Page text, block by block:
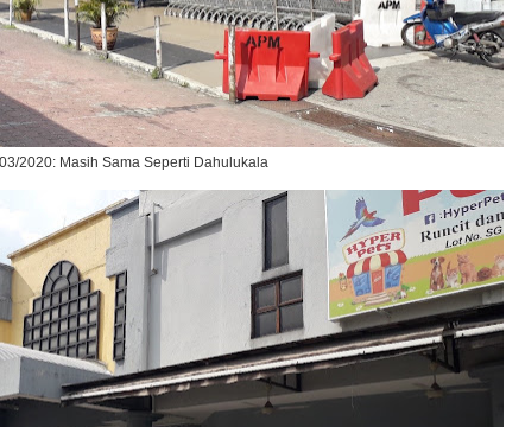
2020: Masih Sama Seperti Dahulukala